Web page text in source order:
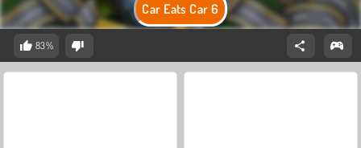
Car Eats Car 6
83%